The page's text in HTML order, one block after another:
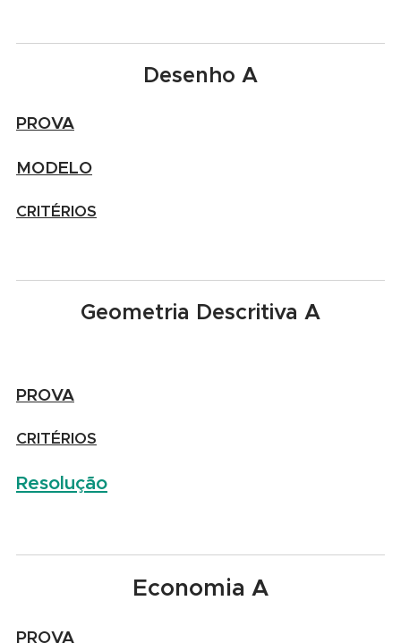
Desenho A
PROVA
MODELO
CRITÉRIOS
Geometria Descritiva A
PROVA
CRITÉRIOS
Resolução
Economia A
PROVA